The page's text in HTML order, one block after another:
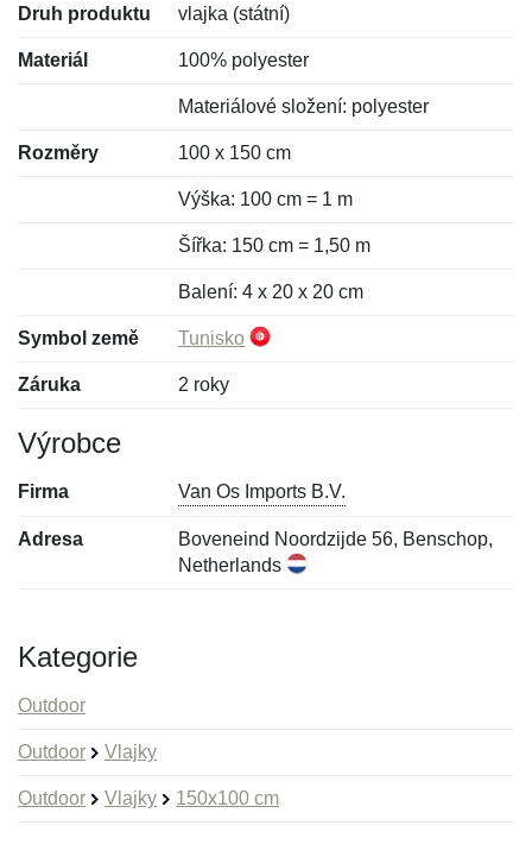
Druh produktu vlajka (státní)
Materiál 100% polyester
Materiálové složení: polyester
Rozměry 100 x 150 cm
Výška: 100 cm = 1 m
Šířka: 150 cm = 1,50 m
Balení: 4 x 20 x 20 cm
Symbol země Tunisko
Záruka 2 roky
Výrobce
Firma Van Os Imports B.V.
Adresa
Boveneind Noordzijde 56, Benschop,
Netherlands
Kategorie
Outdoor
Outdoor Vlajky
Outdoor Vlajky 150x100 cm